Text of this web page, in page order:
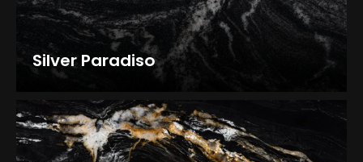
Silver Paradiso